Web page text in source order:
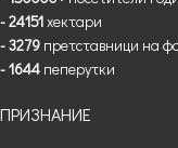
- 24151хектари
- 3279 претставници на
- 1644 пеперутки
ПРИЗНАНИЕ